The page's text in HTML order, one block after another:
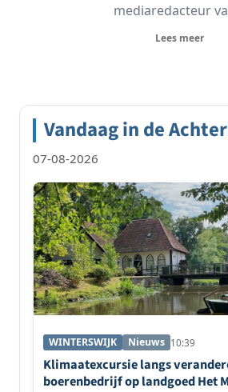
mediaredacteur
Lees meer
Vandaag in de
07-08-2026
WINTERSWIJK Nieuws 10:39
Klimaatexcursie langs
boerenbedrijf op landgoed Het